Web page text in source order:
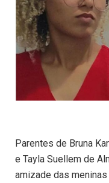
Parentes de Bruna
e Tayla Suellem de
amizade das